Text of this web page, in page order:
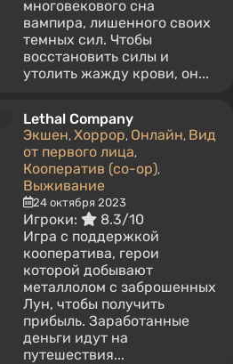
многовекового сна
вампира, лишенного своих
темных сил. Чтобы
восстановить силы и
утолить жажду крови, он...
Lethal Company
Экшен, Хоррор, Онлайн, Вид
от первого лица,
Кооператив (co-op),
Выживание
24 октября 2023
Игроки:
8.3/10
Игра с поддержкой
кооператива, герои
которой добывают
металлолом с заброшенных
Лун, чтобы получить
прибыль. Заработанные
деньги идут на
путешествия...